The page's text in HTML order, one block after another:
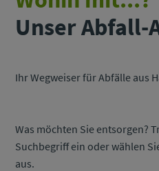
Unser Abfall-
Ihr Wegweiser für Abfälle aus
Was möchten Sie entsorgen?
Suchbegriff ein oder wählen
aus.